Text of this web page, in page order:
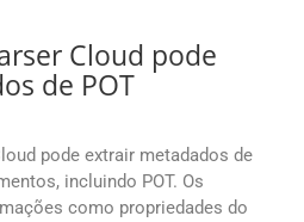
Cloud pode
de POT
pode extrair metadados de
incluindo POT. Os
como propriedades do